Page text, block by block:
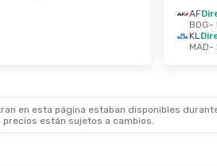
AF
BOG-
KL
MAD-
en esta página estaban disponibles
están sujetos a cambios.